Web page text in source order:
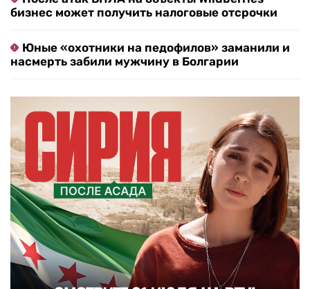
бизнес может получить налоговые отсрочки
Юные «охотники на педофилов» заманили и
насмерть забили мужчину в Болгарии